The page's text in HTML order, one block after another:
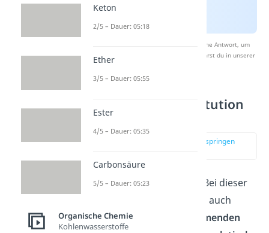
Nach Beantwortung speichern wir deine Antwort, um
Studyflix zu verbessern. Mehr dazu erfährst du in unserer
Nucleophile Substitution
Sn1 Mechanismus
zur Stelle im Video springen
Zuerst zur
Reaktion: Bei dieser
und auch
geschwindigkeitsbestimmenden
Keton
2/5 – Dauer: 05:18
Ether
3/5 – Dauer: 05:55
Ester
4/5 – Dauer: 05:35
Carbonsäure
5/5 – Dauer: 05:23
Organische Chemie
Kohlenwasserstoffe